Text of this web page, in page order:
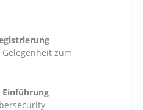
zum
Einführung